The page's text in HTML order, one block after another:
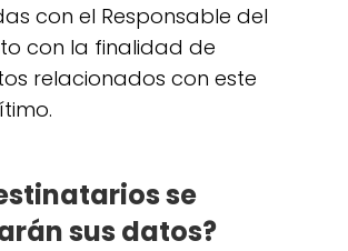
con el Responsable del
con la finalidad de
relacionados con este
se
sus datos?